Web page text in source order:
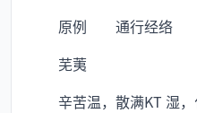
原例 通行经络
芜荑
辛苦温，散满KT 湿，